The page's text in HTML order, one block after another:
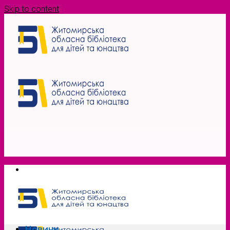
Skip to content